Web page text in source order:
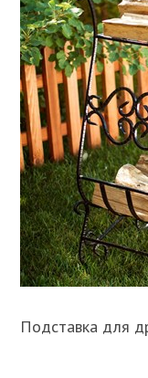
Подставка для